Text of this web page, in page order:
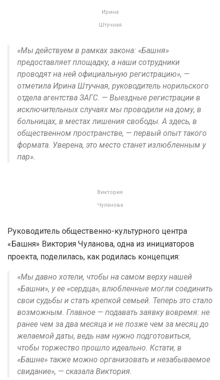
Ирина
Штучная
«Мы действуем в рамках закона: «Башня»
предоставляет площадку, а наши сотрудники
проводят на ней официальную регистрацию», —
отметила Ирина Штучная, руководитель норильского
отдела агентства ЗАГС. — Выездные регистрации в
исключительных случаях мы проводили на дому, в
больницах, в местах лишения свободы. А здесь, в
общественном пространстве, — первый опыт такого
формата. Уверена, это место станет излюбленным у
пар».
Виктория
Чуланова
Руководитель общественно-культурного центра
«Башня» Виктория Чуланова, одна из инициаторов
проекта, поделилась, как родилась концепция:
«Мы давно хотели, чтобы на самом верху нашей
«Башни», у ее «сердца», влюбленные могли соединить
свои судьбы и стать крепкой семьей. Теперь это стало
возможным. Главное — подавать заявку вовремя: не
ранее чем за два месяца и не позже чем за месяц до
желаемой даты, ведь нам нужно подготовиться,
чтобы торжество прошло идеально. Кстати, в
«Башне» также можно организовать и незабываемое
свидание», — сказала Виктория.